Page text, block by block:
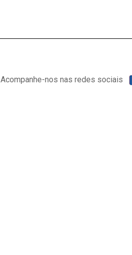
Acompanhe-nos nas redes sociais